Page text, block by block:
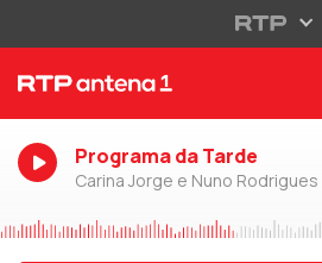
Programa da Tarde
Carina Jorge e Nuno Rodrigues